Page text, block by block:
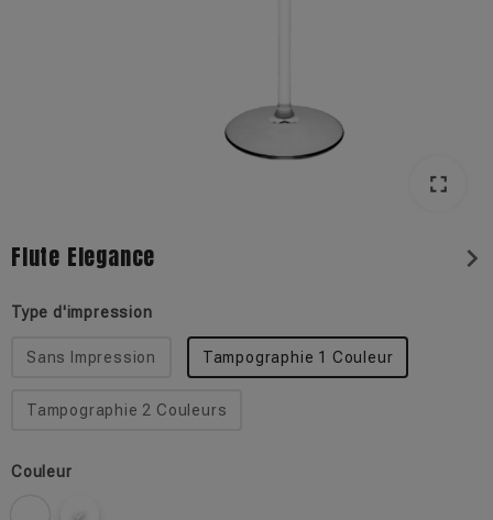
fullscreen
fullscreen
Flute Elegance chevron_right
Type d'impression
Sans Impression Tampographie 1 Couleur
Tampographie 2 Couleurs
Couleur